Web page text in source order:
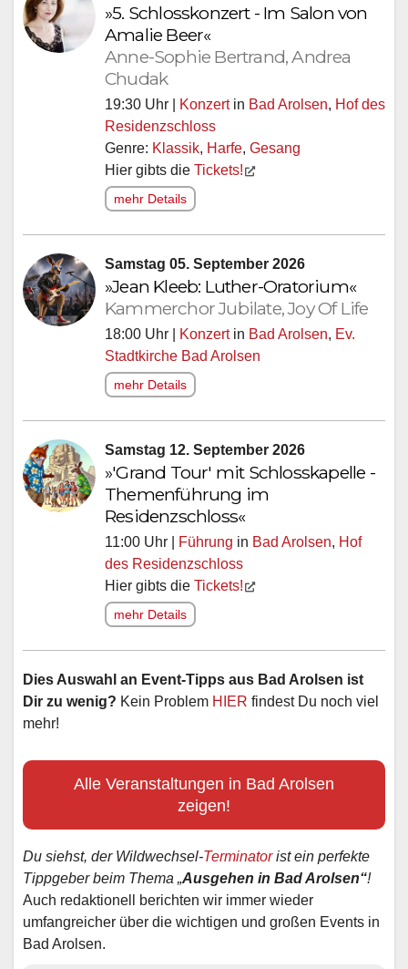
»5. Schlosskonzert - Im Salon von
Amalie Beer«
Anne-Sophie Bertrand, Andrea
Chudak
19:30 Uhr | Konzertin Bad Arolsen, Hof des
Residenzschloss
Genre: Klassik, Harfe, Gesang
Hier gibts die Tickets!
mehr Details
Samstag 05. September 2026
»Jean Kleeb: Luther-Oratorium«
Kammerchor Jubilate, Joy Of Life
18:00 Uhr | Konzertin Bad Arolsen, Ev.
Stadtkirche Bad Arolsen
mehr Details
Samstag 12. September 2026
»'Grand Tour' mit Schlosskapelle -
Themenführung im
Residenzschloss«
11:00 Uhr | Führung in Bad Arolsen, Hof
des Residenzschloss
Hier gibts die Tickets!
mehr Details
Dies Auswahl an Event-Tipps aus Bad Arolsen ist
Dir zu wenig? Kein Problem HIER findest Du noch viel
mehr!
Alle Veranstaltungen in Bad Arolsen
zeigen!
Du siehst, der Wildwechsel-Terminatorist ein perfekte
Tippgeber beim Thema „Ausgehen in Bad Arolsen“!
Auch redaktionell berichten wir immer wieder
umfangreicher über die wichtigen und großen Events in
Bad Arolsen.